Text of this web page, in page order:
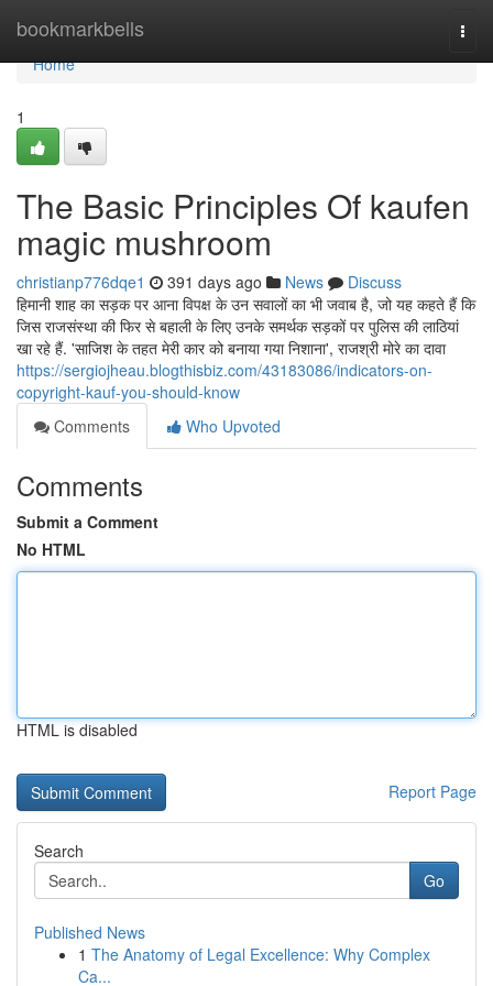
bookmarkbells
Home
Home
1
The Basic Principles Of kaufen
magic mushroom
christianp776dqe1 391 days ago News
Discuss
हिमानी शाह का सड़क पर आना विपक्ष के उन सवालों का भी जवाब है, जो यह कहते हैं कि
जिस राजसंस्था की फिर से बहाली के लिए उनके समर्थक सड़कों पर पुलिस की लाठियां
खा रहे हैं. 'साज‍िश के तहत मेरी कार को बनाया गया न‍िशाना', राजश्री मोरे का दावा
https://sergiojheau.blogthisbiz.com/43183086/indicators-on-
copyright-kauf-you-should-know
Comments
Who Upvoted
Comments
Submit a Comment
No HTML
HTML is disabled
Report Page
Search
Go
Published News
1 The Anatomy of Legal Excellence: Why Complex
Ca...